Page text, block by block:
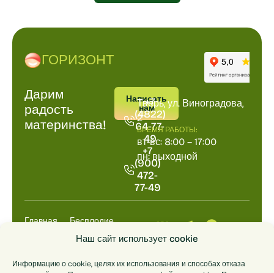
Наш сайт использует cookie
Информацию о cookie, целях их использования и способах отказа
ГОРИЗОНТ
Дарим
радость
материнства!
Написать
нам
+7
(4822)
64-77-
49
+7
(900)
472-
77-49
Тверь, ул. Виноградова,
2
ВРЕМЯ РАБОТЫ:
вт-вс: 8:00 – 17:00
пн: выходной
Главная
Бесплодие
Анализы
Цены
О центре